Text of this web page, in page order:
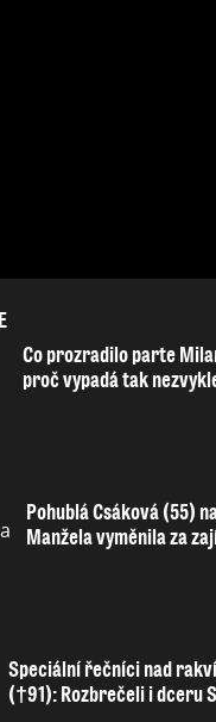
Co prozradilo parte
proč vypadá tak
Pohublá Csáková (55)
Manžela vyměnila za
Speciální řečníci nad
(†91): Rozbrečeli i dceru